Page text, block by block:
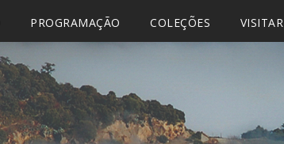
PROGRAMAÇÃO COLEÇÕES VISITAR